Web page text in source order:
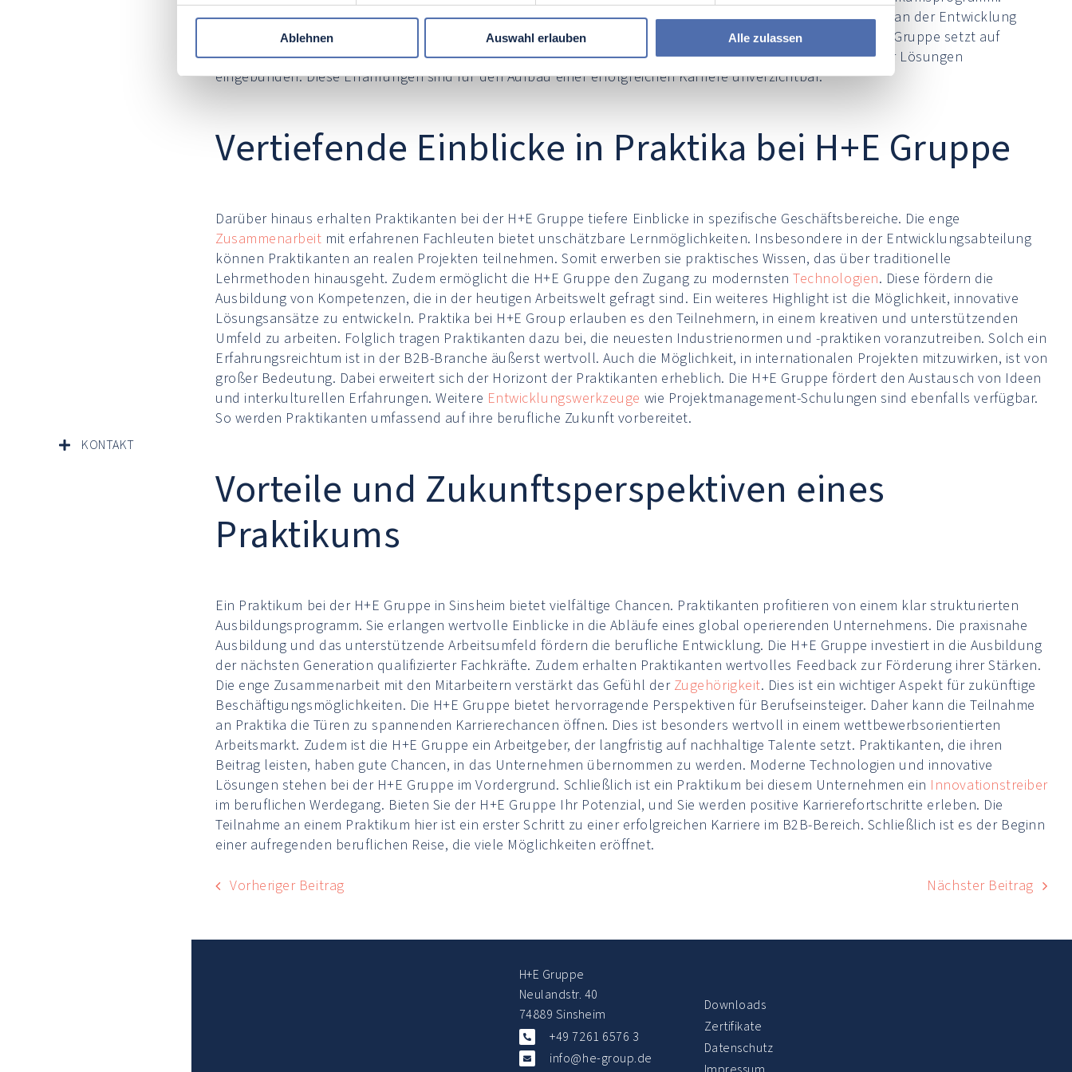
Ablehnen Auswahl erlauben Alle zulassen
KONTAKT
Außerdem ist Innovation ein zentraler Bestandteil der Unternehmensphilosophie. Praktikanten sind direkt an der Entwicklung
neuer Technologien beteiligt. Dies sorgt für ein spannendes und herausforderndes Arbeitsumfeld. Die H+E Gruppe setzt auf
Technologie und Umweltbewusstsein. Daher sind Praktikanten oft in Projekte zur Entwicklung nachhaltiger Lösungen
eingebunden. Diese Erfahrungen sind für den Aufbau einer erfolgreichen Karriere unverzichtbar.
Vertiefende Einblicke in Praktika bei H+E Gruppe
Darüber hinaus erhalten Praktikanten bei der H+E Gruppe tiefere Einblicke in spezifische Geschäftsbereiche. Die enge
Zusammenarbeit mit erfahrenen Fachleuten bietet unschätzbare Lernmöglichkeiten. Insbesondere in der Entwicklungsabteilung
können Praktikanten an realen Projekten teilnehmen. Somit erwerben sie praktisches Wissen, das über traditionelle
Lehrmethoden hinausgeht. Zudem ermöglicht die H+E Gruppe den Zugang zu modernstenTechnologien. Diese fördern die
Ausbildung von Kompetenzen, die in der heutigen Arbeitswelt gefragt sind. Ein weiteres Highlight ist die Möglichkeit, innovative
Lösungsansätze zu entwickeln. Praktika bei H+E Group erlauben es den Teilnehmern, in einem kreativen und unterstützenden
Umfeld zu arbeiten. Folglich tragen Praktikanten dazu bei, die neuesten Industrienormen und -praktiken voranzutreiben. Solch ein
Erfahrungsreichtum ist in der B2B-Branche äußerst wertvoll. Auch die Möglichkeit, in internationalen Projekten mitzuwirken, ist von
großer Bedeutung. Dabei erweitert sich der Horizont der Praktikanten erheblich. Die H+E Gruppe fördert den Austausch von Ideen
und interkulturellen Erfahrungen. Weitere Entwicklungswerkzeuge wie Projektmanagement-Schulungen sind ebenfalls verfügbar.
So werden Praktikanten umfassend auf ihre berufliche Zukunft vorbereitet.
Vorteile und Zukunftsperspektiven eines
Praktikums
Ein Praktikum bei der H+E Gruppe in Sinsheim bietet vielfältige Chancen. Praktikanten profitieren von einem klar strukturierten
Ausbildungsprogramm. Sie erlangen wertvolle Einblicke in die Abläufe eines global operierenden Unternehmens. Die praxisnahe
Ausbildung und das unterstützende Arbeitsumfeld fördern die berufliche Entwicklung. Die H+E Gruppe investiert in die Ausbildung
der nächsten Generation qualifizierter Fachkräfte. Zudem erhalten Praktikanten wertvolles Feedback zur Förderung ihrer Stärken.
Die enge Zusammenarbeit mit den Mitarbeitern verstärkt das Gefühl der Zugehörigkeit. Dies ist ein wichtiger Aspekt für zukünftige
Beschäftigungsmöglichkeiten. Die H+E Gruppe bietet hervorragende Perspektiven für Berufseinsteiger. Daher kann die Teilnahme
an Praktika die Türen zu spannenden Karrierechancen öffnen. Dies ist besonders wertvoll in einem wettbewerbsorientierten
Arbeitsmarkt. Zudem ist die H+E Gruppe ein Arbeitgeber, der langfristig auf nachhaltige Talente setzt. Praktikanten, die ihren
Beitrag leisten, haben gute Chancen, in das Unternehmen übernommen zu werden. Moderne Technologien und innovative
Lösungen stehen bei der H+E Gruppe im Vordergrund. Schließlich ist ein Praktikum bei diesem Unternehmen ein Innovationstreiber
im beruflichen Werdegang. Bieten Sie der H+E Gruppe Ihr Potenzial, und Sie werden positive Karrierefortschritte erleben. Die
Teilnahme an einem Praktikum hier ist ein erster Schritt zu einer erfolgreichen Karriere im B2B-Bereich. Schließlich ist es der Beginn
einer aufregenden beruflichen Reise, die viele Möglichkeiten eröffnet.
Vorheriger Beitrag Nächster Beitrag
H+E Gruppe
Neulandstr. 40
74889 Sinsheim
+49 7261 6576 3
info@he-group.de
Downloads
Zertifikate
Datenschutz